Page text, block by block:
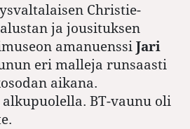
Christie-
ja jousituksen
amanuenssiJari
eri malleja runsaasti
aikana.
BT-vaunu oli